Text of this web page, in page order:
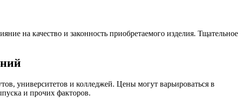
на качество и законность приобретаемого изделия. Тщательное
университетов и колледжей. Цены могут варьироваться в
и прочих факторов.